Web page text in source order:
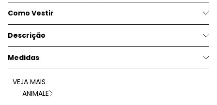
Como Vestir
Descrição
Medidas
VEJA MAIS
ANIMALE